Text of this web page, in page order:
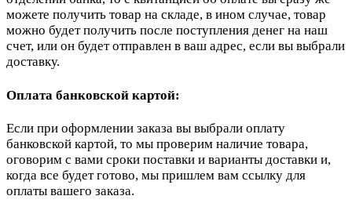
можете получить товар на складе, в ином случае, товар
можно будет получить после поступления денег на наш
счет, или он будет отправлен в ваш адрес, если вы выбрали
доставку.
Оплата банковской картой:
Если при оформлении заказа вы выбрали оплату
банковской картой, то мы проверим наличие товара,
оговорим с вами сроки поставки и варианты доставки и,
когда все будет готово, мы пришлем вам ссылку для
оплаты вашего заказа.